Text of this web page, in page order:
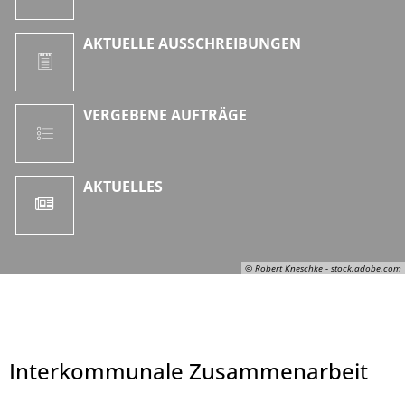
© Robert Kneschke - stock.adobe.com
AKTUELLE AUSSCHREIBUNGEN
VERGEBENE AUFTRÄGE
AKTUELLES
Interkommunale Zusammenarbeit